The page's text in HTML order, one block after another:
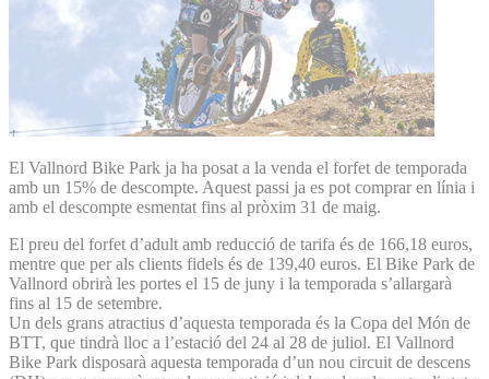
El Vallnord Bike Park ja ha posat a la venda el forfet de temporada
amb un 15% de descompte. Aquest passi ja es pot comprar en línia i
amb el descompte esmentat fins al pròxim 31 de maig.
El preu del forfet d’adult amb reducció de tarifa és de 166,18 euros,
mentre que per als clients fidels és de 139,40 euros. El Bike Park de
Vallnord obrirà les portes el 15 de juny i la temporada s’allargarà
fins al 15 de setembre.
Un dels grans atractius d’aquesta temporada és la Copa del Món de
BTT, que tindrà lloc a l’estació del 24 al 28 de juliol. El Vallnord
Bike Park disposarà aquesta temporada d’un nou circuit de descens